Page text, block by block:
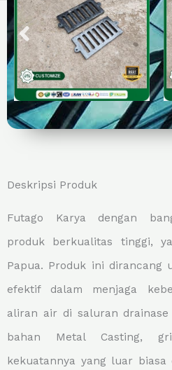
Deskripsi Produk
Futago Karya dengan
produk berkualitas tinggi,
Papua. Produk ini dirancang
efektif dalam menjaga
aliran air di saluran drainase
bahan Metal Casting,
kekuatannya yang luar biasa